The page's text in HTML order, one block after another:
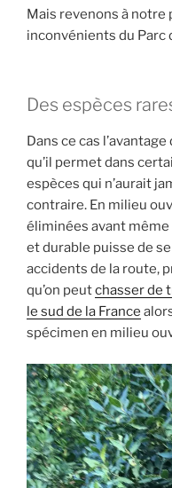
Mais revenons à notre
inconvénients du Parc
Des espèces
Dans ce cas
qu’il permet dans
espèces qui n’aurait
contraire. En milieu
éliminées avant
et durable puisse de
accidents de la route,
qu’on peutchasser de
le sud de la France
spécimen en milieu